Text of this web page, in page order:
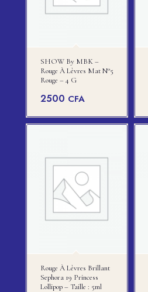
SHOW By MBK –
Rouge À Lèvres Mat N°5
Rouge – 4 G
2500 CFA
Rouge À Lèvres Brillant
Sephora 19 Princess
Lollipop – Taille : 5ml